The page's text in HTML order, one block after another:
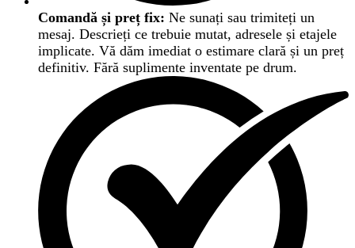
Comandă și preț fix: Ne sunați sau trimiteți un
mesaj. Descrieți ce trebuie mutat, adresele și etajele
implicate. Vă dăm imediat o estimare clară și un preț
definitiv. Fără suplimente inventate pe drum.